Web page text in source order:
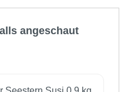
angeschaut